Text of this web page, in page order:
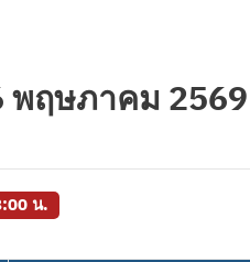
พฤษภาคม 2569
น.